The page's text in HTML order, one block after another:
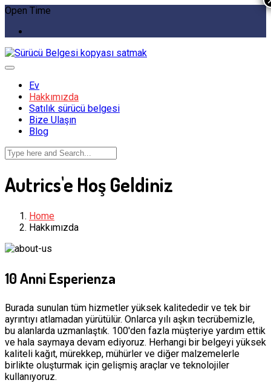
Open Time
Ev
Hakkımızda
Satılık sürücü belgesi
Bize Ulaşın
Blog
Autrics'e Hoş Geldiniz
Home
Hakkımızda
10 Anni Esperienza
Burada sunulan tüm hizmetler yüksek kalitededir ve tek bir
ayrıntıyı atlamadan yürütülür. Onlarca yılı aşkın tecrübemizle,
bu alanlarda uzmanlaştık. 100'den fazla müşteriye yardım ettik
ve hala saymaya devam ediyoruz. Herhangi bir belgeyi yüksek
kaliteli kağıt, mürekkep, mühürler ve diğer malzemelerle
birlikte oluşturmak için gelişmiş araçlar ve teknolojiler
kullanıyoruz.